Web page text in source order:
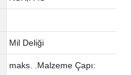
Mil Deliği
maks. .Malzeme Çapı: